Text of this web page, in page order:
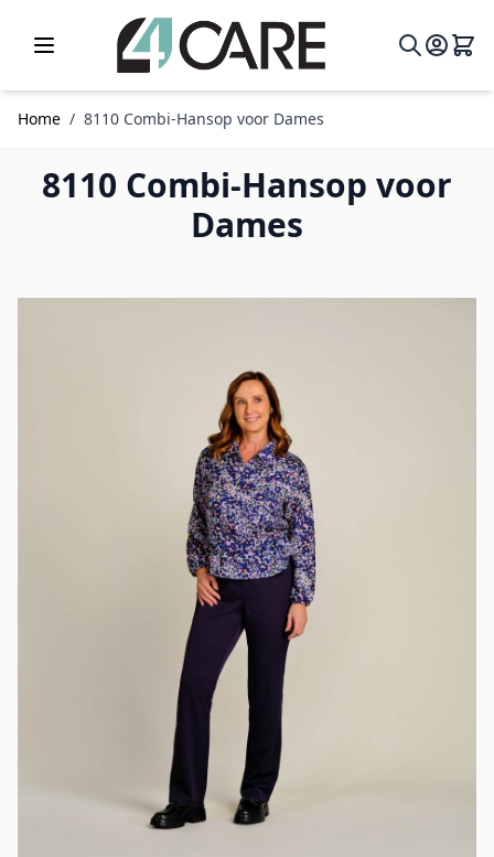
Ga naar de inhoud
Home / 8110 Combi-Hansop voor Dames
8110 Combi-Hansop voor
Dames